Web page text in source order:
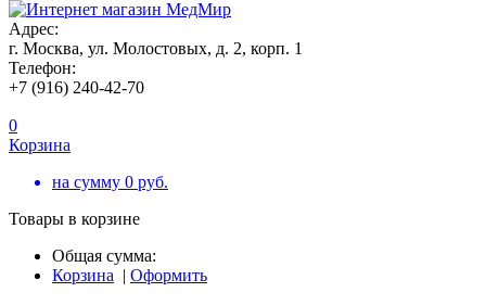
Адрес:
г. Москва, ул. Молостовых, д. 2, корп. 1
Телефон:
+7 (916) 240-42-70
0
Корзина
на сумму 0 руб.
Товары в корзине
Общая сумма:
Корзина | Оформить